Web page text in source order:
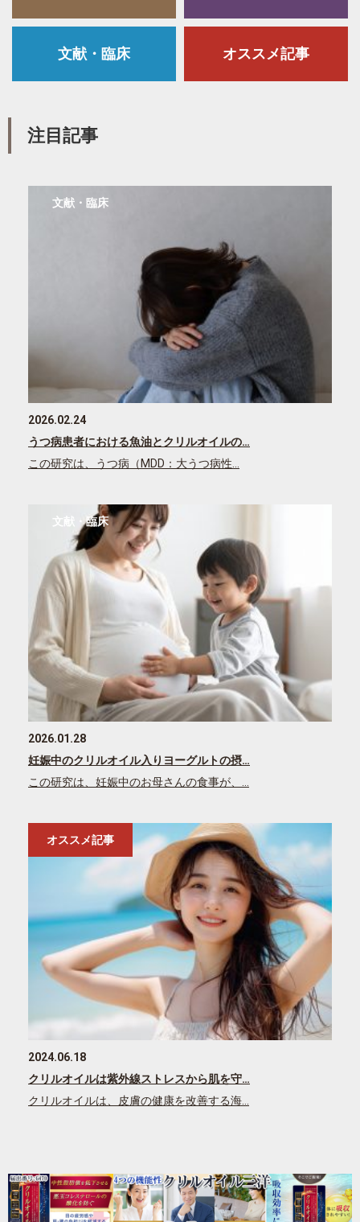
文献・臨床 オススメ記事
注目記事
文献・臨床
2026.02.24
うつ病患者における魚油とクリルオイルの…
この研究は、うつ病（MDD：大うつ病性…
文献・臨床
2026.01.28
妊娠中のクリルオイル入りヨーグルトの摂…
この研究は、妊娠中のお母さんの食事が、…
オススメ記事
2024.06.18
クリルオイルは紫外線ストレスから肌を守…
クリルオイルは、皮膚の健康を改善する海…